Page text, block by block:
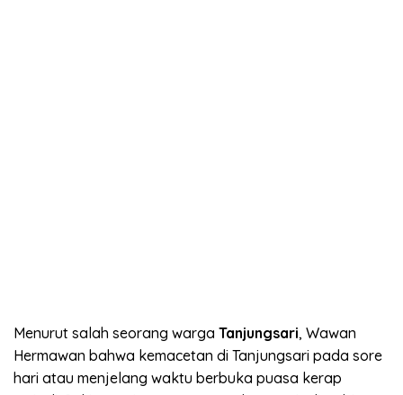
Menurut salah seorang warga Tanjungsari, Wawan
Hermawan bahwa kemacetan di Tanjungsari pada sore
hari atau menjelang waktu berbuka puasa kerap